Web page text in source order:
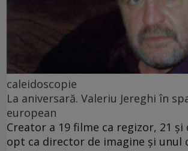
caleidoscopie
La aniversară. Valeriu Jereghi în
european
Creator a 19 filme ca regizor, 21 și
opt ca director de imagine și unul